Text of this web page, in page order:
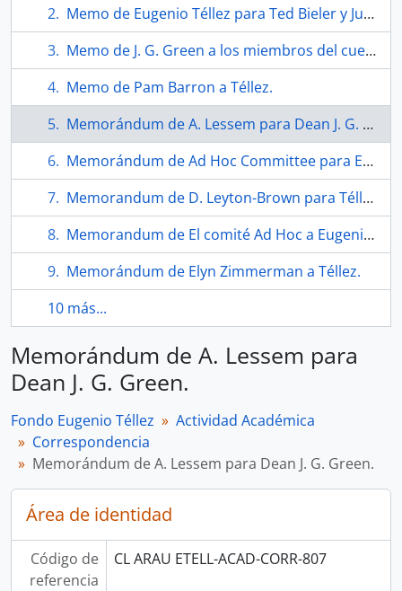
Memo de Eugenio Téllez para Ted Bieler y Judith Schwartz.
Memo de J. G. Green a los miembros del cuerpo titular de la facultad de bellas artes.
Memo de Pam Barron a Téllez.
Memorándum de A. Lessem para Dean J. G. Green.
Memorándum de Ad Hoc Committee para Eugenio Téllez.
Memorandum de D. Leyton-Brown para Téllez.
Memorandum de El comité Ad Hoc a Eugenio Téllez.
Memorándum de Elyn Zimmerman a Téllez.
10 más...
Memorándum de A. Lessem para
Dean J. G. Green.
Fondo Eugenio Téllez
Actividad Académica
Correspondencia
Memorándum de A. Lessem para Dean J. G. Green.
Área de identidad
Código de
referencia
CL ARAU ETELL-ACAD-CORR-807